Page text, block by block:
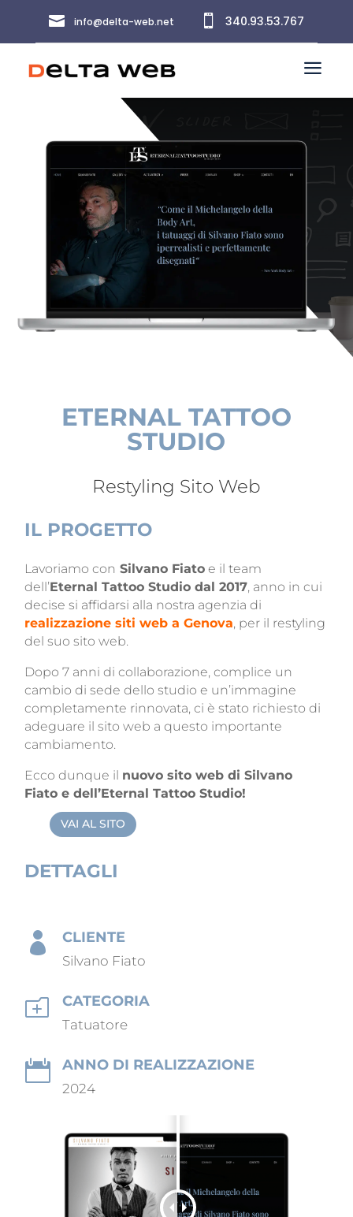
a
 info@delta-web.net  340.93.53.767
ETERNAL TATTOO
STUDIO
Restyling Sito Web
IL PROGETTO
Lavoriamo con Silvano Fiato e il team
dell’Eternal Tattoo Studio dal 2017, anno in cui
decise si affidarsi alla nostra agenzia di
realizzazione siti web a Genova, per il restyling
del suo sito web.
Dopo 7 anni di collaborazione, complice un
cambio di sede dello studio e un’immagine
completamente rinnovata, ci è stato richiesto di
adeguare il sito web a questo importante
cambiamento.
Ecco dunque il nuovo sito web di Silvano
Fiato e dell’Eternal Tattoo Studio!
VAI AL SITO
DETTAGLI
 CLIENTE
Silvano Fiato
o CATEGORIA
Tatuatore
 ANNO DI REALIZZAZIONE
2024